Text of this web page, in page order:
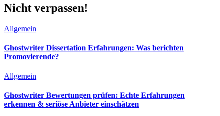
Nicht verpassen!
Allgemein
Ghostwriter Dissertation Erfahrungen: Was berichten
Promovierende?
Allgemein
Ghostwriter Bewertungen prüfen: Echte Erfahrungen
erkennen & seriöse Anbieter einschätzen